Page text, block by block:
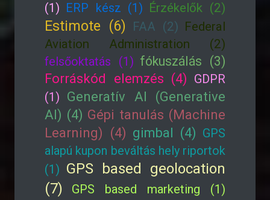
(1) ERP kész (1) Érzékelők (2)
Estimote (6) FAA (2) Federal
Aviation Administration (2)
felsőoktatás (1) fókuszálás (3)
Forráskód elemzés (4) GDPR
(1) Generatív AI (Generative
AI) (4) Gépi tanulás (Machine
Learning) (4) gimbal (4) GPS
alapú kupon beváltás hely riportok
(1) GPS based geolocation
(7)
GPS based marketing (1)